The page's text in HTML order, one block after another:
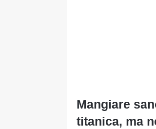
Mangiare
titanica, ma